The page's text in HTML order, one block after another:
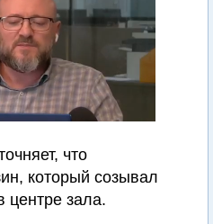
что
который созывал
центре зала.